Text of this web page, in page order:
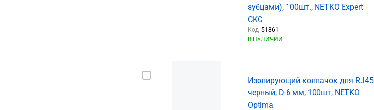
зубцами), 100шт., NETKO Expert
CKC
Код: 51861
В НАЛИЧИИ
Изолирующий колпачок для RJ45
черный, D-6 мм, 100шт, NETKO
Optima